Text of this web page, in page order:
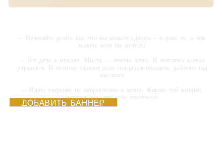
-- Начинайте делать все, что вы можете сделать – и даже то, о чем
можете хотя бы мечтать.
-- Все дело в мыслях. Мысль — начало всего. И мыслями можно
управлять. И поэтому главное дело совершенствования: работать над
мыслями.
-- Идите уверенно по направлению к мечте. Живите той жизнью,
которую вы сами себе придумали.
ДОБАВИТЬ БАННЕР